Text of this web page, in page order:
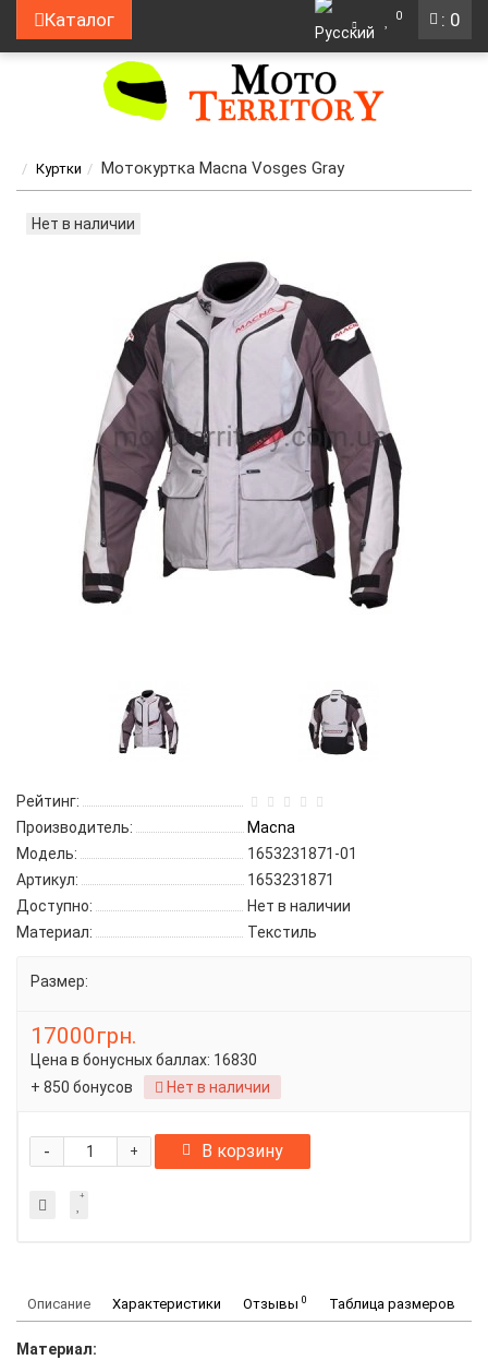
: 0
Каталог 0
Куртки Мотокуртка Macna Vosges Gray
Нет в наличии
Рейтинг:
Производитель:
Macna
Модель:
1653231871-01
Артикул:
1653231871
Доступно:
Нет в наличии
Материал:
Текстиль
Размер:
17000грн.
Цена в бонусных баллах: 16830
+ 850 бонусов
Нет в наличии
+
- В корзину
Описание Характеристики Отзывы 0 Таблица размеров
Материал: